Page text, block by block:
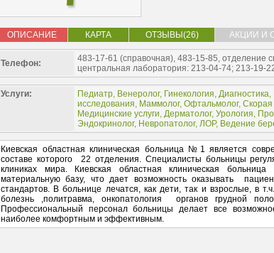
ОПИСАНИЕ КАРТА ОТЗЫВЫ(26) АКЦИИ И
Телефон:
483-17-61 (справочная), 483-15-85, отделение
центральная лаборатория: 213-04-74; 213-19-
Услуги: Педиатр, Венеролог, Гинекология, Диагностика,
исследования, Маммолог, Офтальмолог,
Медицинские услуги, Дерматолог, Урология,
Эндокринолог, Невропатолог, ЛОР, Ведение
Киевская областная клиническая больница №1 является
составе которого 22 отделения. Специалисты больницы
клиниках мира. Киевская областная клиническая
материальную базу, что дает возможность оказывать
стандартов. В больнице лечатся, как дети, так и взрослые, в
болезнь ,политравма, онкопатология органов грудной
Профессиональный персонал больницы делает все
наиболее комфортным и эффективным.